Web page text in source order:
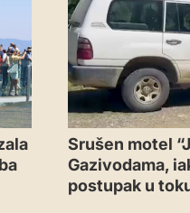
Srušen motel
Gazivodama,
postupak u